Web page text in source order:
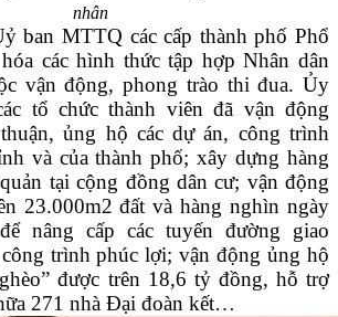
nhân
ban MTTQ các cấp thành phố Phổ
các hình thức tập hợp Nhân dân
vận động, phong trào thi đua. Ủy
tổ chức thành viên đã vận động
ủng hộ các dự án, công trình
và của thành phố; xây dựng hàng
tại cộng đồng dân cư; vận động
23.000m2 đất và hàng nghìn ngày
nâng cấp các tuyến đường giao
trình phúc lợi; vận động ủng hộ
được trên 18,6 tỷ đồng, hỗ trợ
271 nhà Đại đoàn kết…